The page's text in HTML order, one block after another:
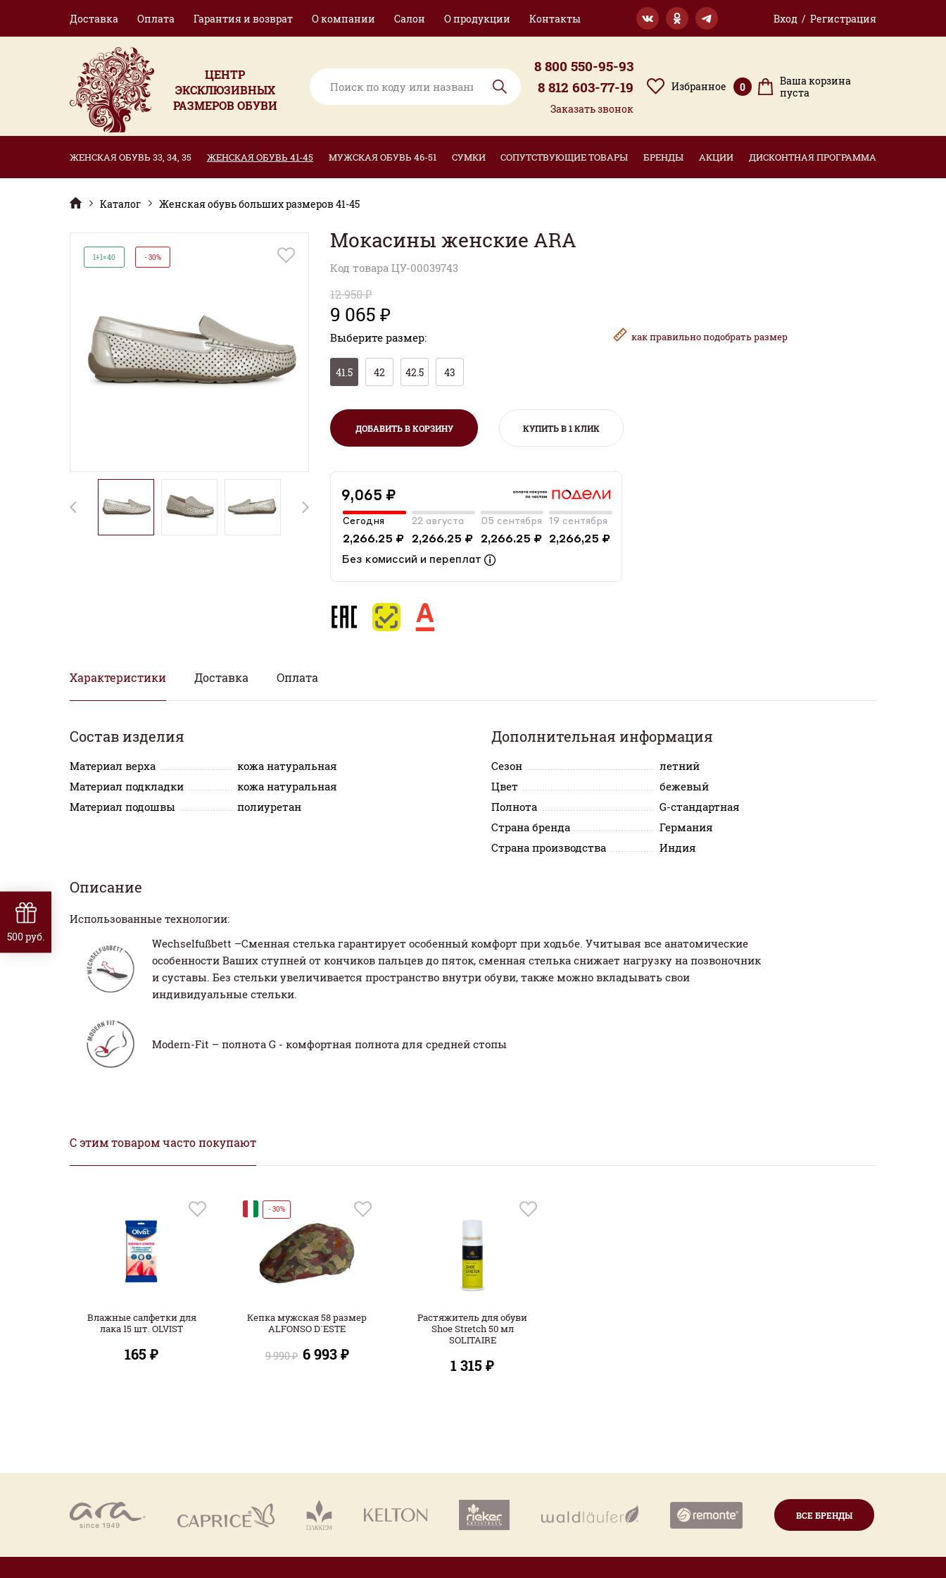
Доставка Оплата Гарантия и возврат О компании Салон О продукции Контакты Вход / Регистрация
ЦЕНТР
ЭКСКЛЮЗИВНЫХ
РАЗМЕРОВ ОБУВИ
8 800 550-95-93
8 812 603-77-19
Заказать звонок
Избранное 0
Ваша корзина
пуста
ЖЕНСКАЯ ОБУВЬ 33, 34, 35 ЖЕНСКАЯ ОБУВЬ 41-45 МУЖСКАЯ ОБУВЬ 46-51 СУМКИ СОПУТСТВУЮЩИЕ ТОВАРЫ БРЕНДЫ АКЦИИ ДИСКОНТНАЯ ПРОГРАММА
Каталог Женская обувь больших размеров 41-45
1+1=40 - 30%
Мокасины женские ARA
Код товара ЦУ-00039743
12 950 ₽
9 065 ₽
Выберите размер: какправильноподобрать размер
41.5 42 42.5 43
ДОБАВИТЬ В КОРЗИНУ КУПИТЬ В 1 КЛИК
9,065 ₽
Сегодня
2,266.25 ₽
22 августа
2,266.25 ₽
05 сентября
2,266.25 ₽
19 сентября
2,266,25 ₽
Без комиссий и переплат
Характеристики Доставка Оплата
Состав изделия
Материал верха
кожа натуральная
Материал подкладки
кожа натуральная
Материал подошвы
полиуретан
Дополнительная информация
Сезон
летний
Цвет
бежевый
Полнота
G-стандартная
Страна бренда
Германия
Страна производства
Индия
Описание
Использованные технологии:
Wechselfußbett –Сменная стелька гарантирует особенный комфорт при ходьбе. Учитывая все анатомические
особенности Ваших ступней от кончиков пальцев до пяток, сменная стелька снижает нагрузку на позвоночник
и суставы. Без стельки увеличивается пространство внутри обуви, также можно вкладывать свои
индивидуальные стельки.
Modern-Fit – полнота G - комфортная полнота для средней стопы
С этим товаром часто покупают
Влажные салфетки для
лака 15 шт. OLVIST
165 ₽
- 30%
Кепка мужская 58 размер
ALFONSO D`ESTE
9 990 ₽ 6 993 ₽
Растяжитель для обуви
Shoe Stretch 50 мл
SOLITAIRE
1 315 ₽
ВСЕ БРЕНДЫ
500 руб.